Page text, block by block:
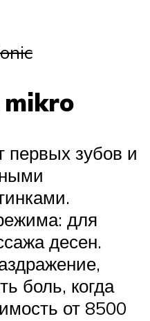
mikro
первых зубов и
для
десен.
боль, когда
от 8500